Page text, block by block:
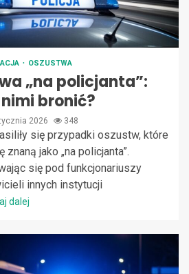
OSZUSTWA
„na policjanta”:
bronić?
2026 348
się przypadki oszustw, które
jako „na policjanta”.
się pod funkcjonariuszy
innych instytucji
dalej